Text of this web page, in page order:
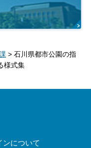
> 石川県都市公園の指
様式集
ンについて